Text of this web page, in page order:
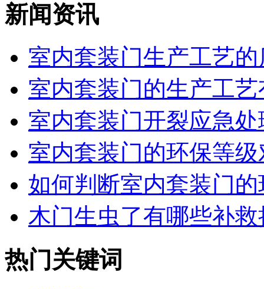
新闻资讯
室内套装门生产工艺的
室内套装门的生产工
室内套装门开裂应急
室内套装门的环保等级
如何判断室内套装门的
木门生虫了有哪些补救
热门关键词